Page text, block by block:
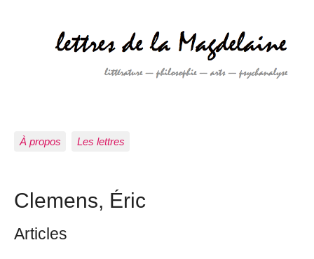
À propos Les lettres
Clemens, Éric
Articles